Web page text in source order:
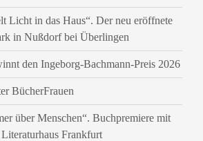
Licht in das Haus“. Der neu eröffnete
in Nußdorf bei Überlingen
den Ingeborg-Bachmann-Preis 2026
BücherFrauen
über Menschen“. Buchpremiere mit
Frankfurt